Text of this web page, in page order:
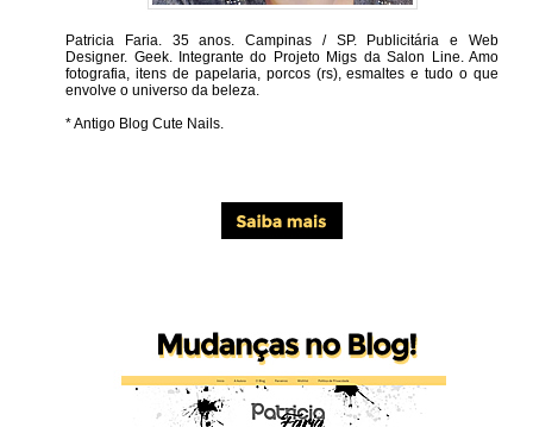
Patricia Faria. 35 anos. Campinas / SP. Publicitária e Web
Designer. Geek. Integrante do Projeto Migs da Salon Line. Amo
fotografia, itens de papelaria, porcos (rs), esmaltes e tudo o que
envolve o universo da beleza.
* Antigo Blog Cute Nails.